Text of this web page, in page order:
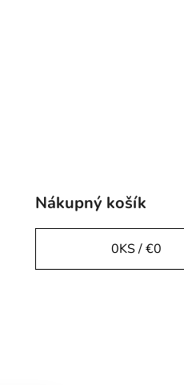
Nákupný košík
0KS /€0